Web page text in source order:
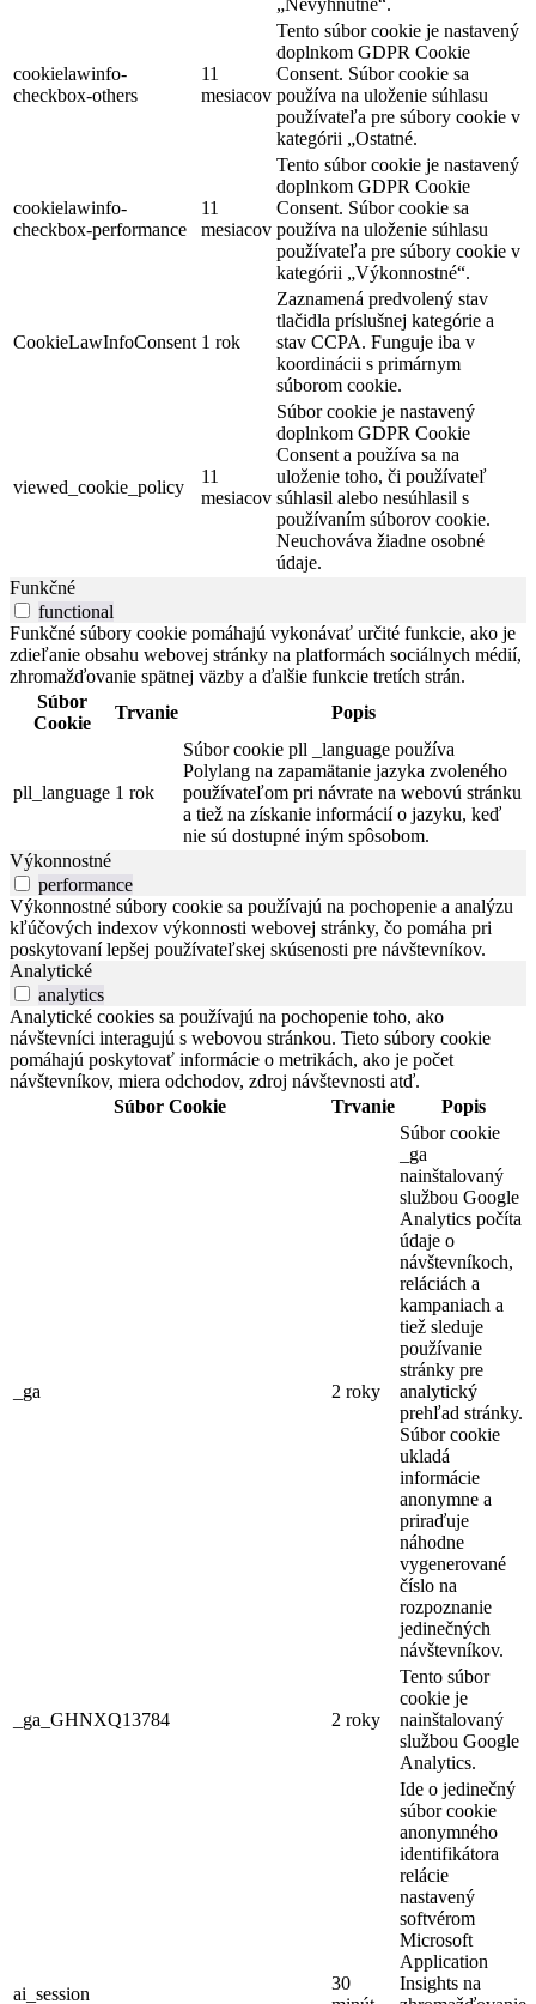
„Nevyhnutné“.
cookielawinfo-
checkbox-others
11
mesiacov
Tento súbor cookie je nastavený
doplnkom GDPR Cookie
Consent. Súbor cookie sa
používa na uloženie súhlasu
používateľa pre súbory cookie v
kategórii „Ostatné.
cookielawinfo-
checkbox-performance
11
mesiacov
Tento súbor cookie je nastavený
doplnkom GDPR Cookie
Consent. Súbor cookie sa
používa na uloženie súhlasu
používateľa pre súbory cookie v
kategórii „Výkonnostné“.
CookieLawInfoConsent 1 rok
Zaznamená predvolený stav
tlačidla príslušnej kategórie a
stav CCPA. Funguje iba v
koordinácii s primárnym
súborom cookie.
viewed_cookie_policy
11
mesiacov
Súbor cookie je nastavený
doplnkom GDPR Cookie
Consent a používa sa na
uloženie toho, či používateľ
súhlasil alebo nesúhlasil s
používaním súborov cookie.
Neuchováva žiadne osobné
údaje.
Funkčné
functional
Funkčné súbory cookie pomáhajú vykonávať určité funkcie, ako je
zdieľanie obsahu webovej stránky na platformách sociálnych médií,
zhromažďovanie spätnej väzby a ďalšie funkcie tretích strán.
Súbor
Cookie
Trvanie Popis
pll_language 1 rok
Súbor cookie pll _language používa
Polylang na zapamätanie jazyka zvoleného
používateľom pri návrate na webovú stránku
a tiež na získanie informácií o jazyku, keď
nie sú dostupné iným spôsobom.
Výkonnostné
performance
Výkonnostné súbory cookie sa používajú na pochopenie a analýzu
kľúčových indexov výkonnosti webovej stránky, čo pomáha pri
poskytovaní lepšej používateľskej skúsenosti pre návštevníkov.
Analytické
analytics
Analytické cookies sa používajú na pochopenie toho, ako
návštevníci interagujú s webovou stránkou. Tieto súbory cookie
pomáhajú poskytovať informácie o metrikách, ako je počet
návštevníkov, miera odchodov, zdroj návštevnosti atď.
Súbor Cookie
Trvanie Popis
_ga 2 roky
Súbor cookie
_ga
nainštalovaný
službou Google
Analytics počíta
údaje o
návštevníkoch,
reláciách a
kampaniach a
tiež sleduje
používanie
stránky pre
analytický
prehľad stránky.
Súbor cookie
ukladá
informácie
anonymne a
priraďuje
náhodne
vygenerované
číslo na
rozpoznanie
jedinečných
návštevníkov.
_ga_GHNXQ13784 2 roky
Tento súbor
cookie je
nainštalovaný
službou Google
Analytics.
ai_session
30
Ide o jedinečný
súbor cookie
anonymného
identifikátora
relácie
nastavený
softvérom
Microsoft
Application
Insights na